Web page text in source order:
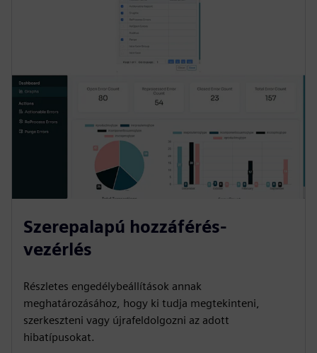
Szerepalapú hozzáférés-
vezérlés
Részletes engedélybeállítások annak
meghatározásához, hogy ki tudja megtekinteni,
szerkeszteni vagy újrafeldolgozni az adott
hibatípusokat.